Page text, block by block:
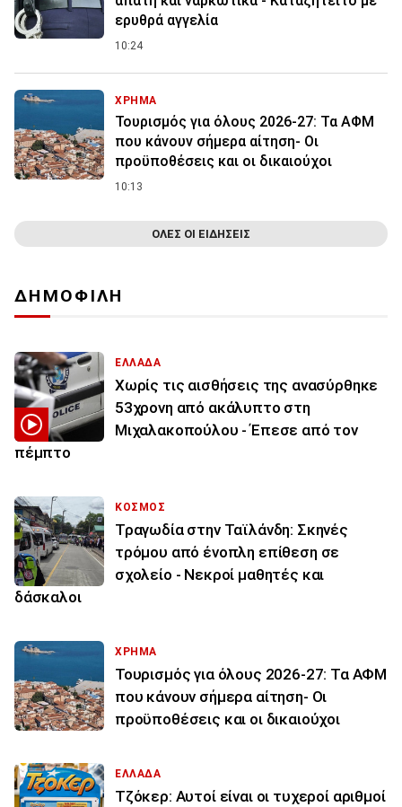
ερυθρά αγγελία
10:24
ΧΡΗΜΑ
Τουρισμός για όλους 2026-27: Τα ΑΦΜ
που κάνουν σήμερα αίτηση- Οι
προϋποθέσεις και οι δικαιούχοι
10:13
ΟΛΕΣ ΟΙ ΕΙΔΗΣΕΙΣ
ΔΗΜΟΦΙΛΗ
ΕΛΛΑΔΑ
Χωρίς τις αισθήσεις της ανασύρθηκε
53χρονη από ακάλυπτο στη
Μιχαλακοπούλου - Έπεσε από τον
πέμπτο
ΚΟΣΜΟΣ
Τραγωδία στην Ταϊλάνδη: Σκηνές
τρόμου από ένοπλη επίθεση σε
σχολείο - Νεκροί μαθητές και
δάσκαλοι
ΧΡΗΜΑ
Τουρισμός για όλους 2026-27: Τα ΑΦΜ
που κάνουν σήμερα αίτηση- Οι
προϋποθέσεις και οι δικαιούχοι
ΕΛΛΑΔΑ
Τζόκερ: Αυτοί είναι οι τυχεροί αριθμοί